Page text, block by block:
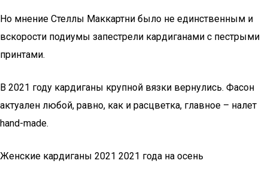
Но мнение Стеллы Маккартни было не единственным и
вскорости подиумы запестрели кардиганами с пестрыми
принтами.
В 2021 году кардиганы крупной вязки вернулись. Фасон
актуален любой, равно, как и расцветка, главное – налет
hand-made.
Женские кардиганы 2021 2021 года на осень